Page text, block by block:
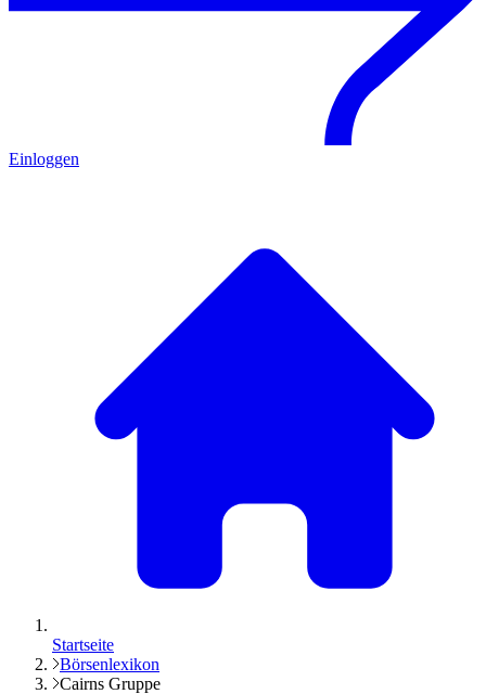
Einloggen
Startseite
Börsenlexikon
Cairns Gruppe